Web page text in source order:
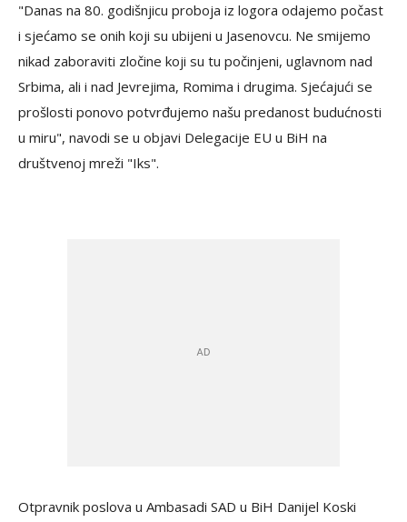
"Danas na 80. godišnjicu proboja iz logora odajemo počast
i sjećamo se onih koji su ubijeni u Jasenovcu. Ne smijemo
nikad zaboraviti zločine koji su tu počinjeni, uglavnom nad
Srbima, ali i nad Jevrejima, Romima i drugima. Sjećajući se
prošlosti ponovo potvrđujemo našu predanost budućnosti
u miru", navodi se u objavi Delegacije EU u BiH na
društvenoj mreži "Iks".
Otpravnik poslova u Ambasadi SAD u BiH Danijel Koski